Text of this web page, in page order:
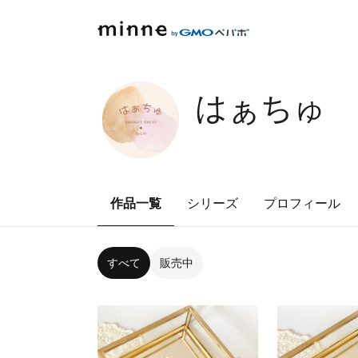
はぁちゅ
作品一覧 シリーズ プロフィール
すべて 販売中